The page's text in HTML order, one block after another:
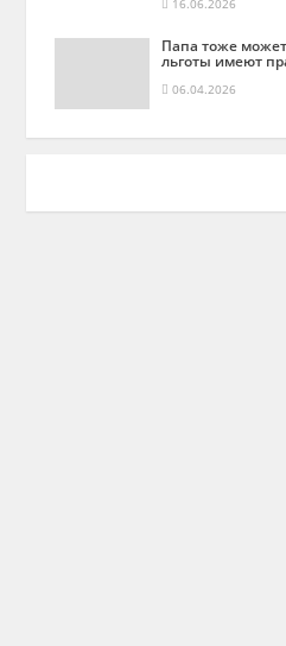
16.06.2026
Папа тоже
льготы имеют
06.04.2026